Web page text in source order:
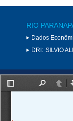
RIO
Dados
DRI: SILVIO